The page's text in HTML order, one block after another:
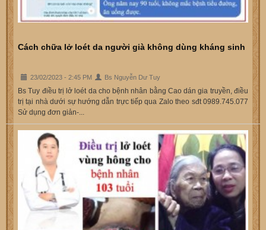
Cách chữa lở loét da người già không dùng kháng sinh
23/02/2023 - 2:45 PM Bs Nguyễn Dư Tuy
Bs Tuy điều trị lở loét da cho bệnh nhân bằng Cao dán gia truyền, điều
trị tại nhà dưới sự hướng dẫn trực tiếp qua Zalo theo sđt 0989.745.077
Sử dụng đơn giản-...